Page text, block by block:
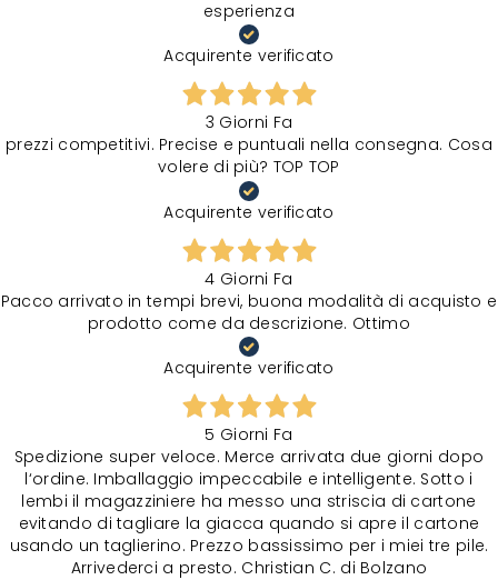
esperienza
Acquirente verificato
3 Giorni Fa
prezzi competitivi. Precise e puntuali nella consegna. Cosa
volere di più? TOP TOP
Acquirente verificato
4 Giorni Fa
Pacco arrivato in tempi brevi, buona modalità di acquisto e
prodotto come da descrizione. Ottimo
Acquirente verificato
5 Giorni Fa
Spedizione super veloce. Merce arrivata due giorni dopo
l‘ordine. Imballaggio impeccabile e intelligente. Sotto i
lembi il magazziniere ha messo una striscia di cartone
evitando di tagliare la giacca quando si apre il cartone
usando un taglierino. Prezzo bassissimo per i miei tre pile.
Arrivederci a presto. Christian C. di Bolzano